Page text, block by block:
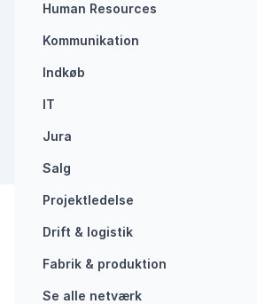
Human Resources
Kommunikation
Indkøb
IT
Jura
Salg
Projektledelse
Drift & logistik
Fabrik & produktion
Se alle netværk
Forside/Samtykkeerklæring – Events